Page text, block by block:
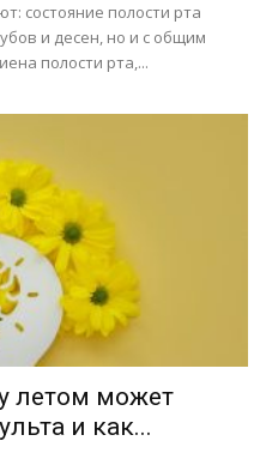
состояние полости рта
и десен, но и с общим
полости рта,...
летом может
и как...